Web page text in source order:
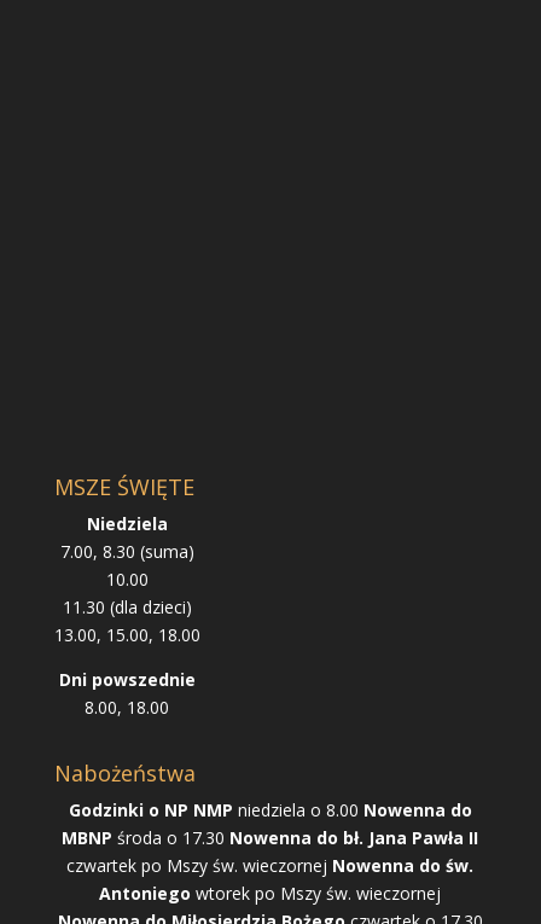
MSZE ŚWIĘTE
Niedziela
7.00, 8.30 (suma)
10.00
11.30 (dla dzieci)
13.00, 15.00, 18.00
Dni powszednie
8.00, 18.00
Nabożeństwa
Godzinki o NP NMP niedziela o 8.00 Nowenna do
MBNP środa o 17.30 Nowenna do bł. Jana Pawła II
czwartek po Mszy św. wieczornej Nowenna do św.
Antoniegowtorek po Mszy św. wieczornej